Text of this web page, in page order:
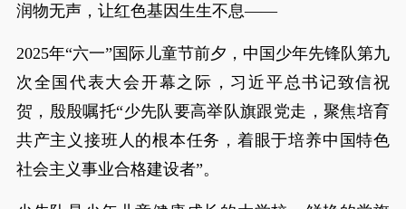
润物无声，让红色基因生生不息——
2025年“六一”国际儿童节前夕，中国少年先锋队第九
次全国代表大会开幕之际，习近平总书记致信祝
贺，殷殷嘱托“少先队要高举队旗跟党走，聚焦培育
共产主义接班人的根本任务，着眼于培养中国特色
社会主义事业合格建设者”。